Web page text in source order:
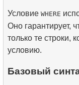
Условие WHERE
Оно гарантирует,
только те строки,
условию.
Базовый